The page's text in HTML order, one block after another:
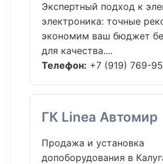
Экспертный подход к
электроника: точные
экономим ваш бюджет
для качества....
Телефон: +7 (919) 769-
ГК Linea Автомир
Продажа и установка
допоборудования в